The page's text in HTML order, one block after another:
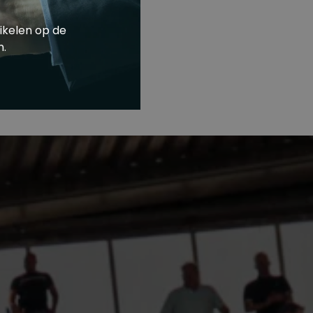
op de